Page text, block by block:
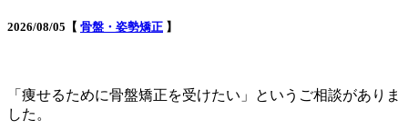
2026/08/05【 骨盤・姿勢矯正 】
「痩せるために骨盤矯正を受けたい」というご相談がありま
した。